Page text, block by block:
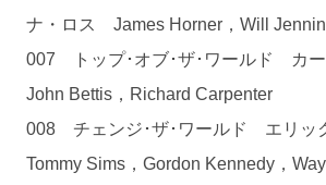
ナ・ロス James Horner，Will
007 トップ･オブ･ザ･ワールド カ
John Bettis，Richard Carpenter
008 チェンジ･ザ･ワールド エリッ
Tommy Sims，Gordon Kennedy，